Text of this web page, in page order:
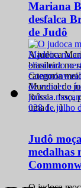
Mariana
desfalca
de Judô
A judoca
brasileira no
categoria
Mundial de
Rússia. Isso,
uma […]
028 de julho
Judô
medalhas